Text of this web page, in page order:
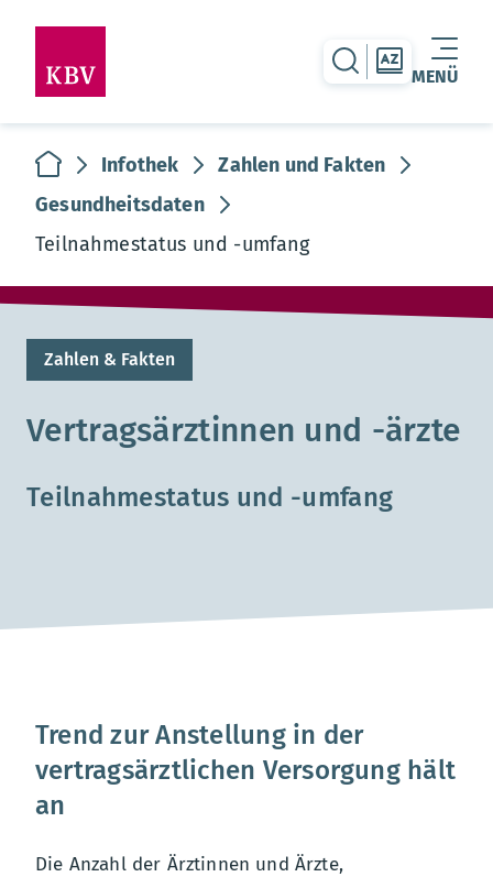
MENÜ
Warenkorb leer
zur Suche-Seite
zur
zur Startseite
Infothek
Zahlen und Fakten
Gesundheitsdaten
Teilnahmestatus und -umfang
Zahlen & Fakten
Vertragsärztinnen und -ärzte
Teilnahmestatus und -umfang
Trend zur Anstellung in der
vertragsärztlichen Versorgung hält
an
Die Anzahl der Ärztinnen und Ärzte,